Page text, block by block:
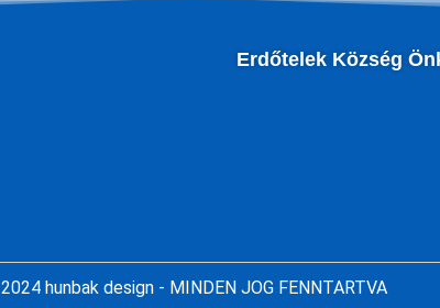
Erdőtelek Község
2024 hunbak design - MINDEN JOG FENNTARTVA